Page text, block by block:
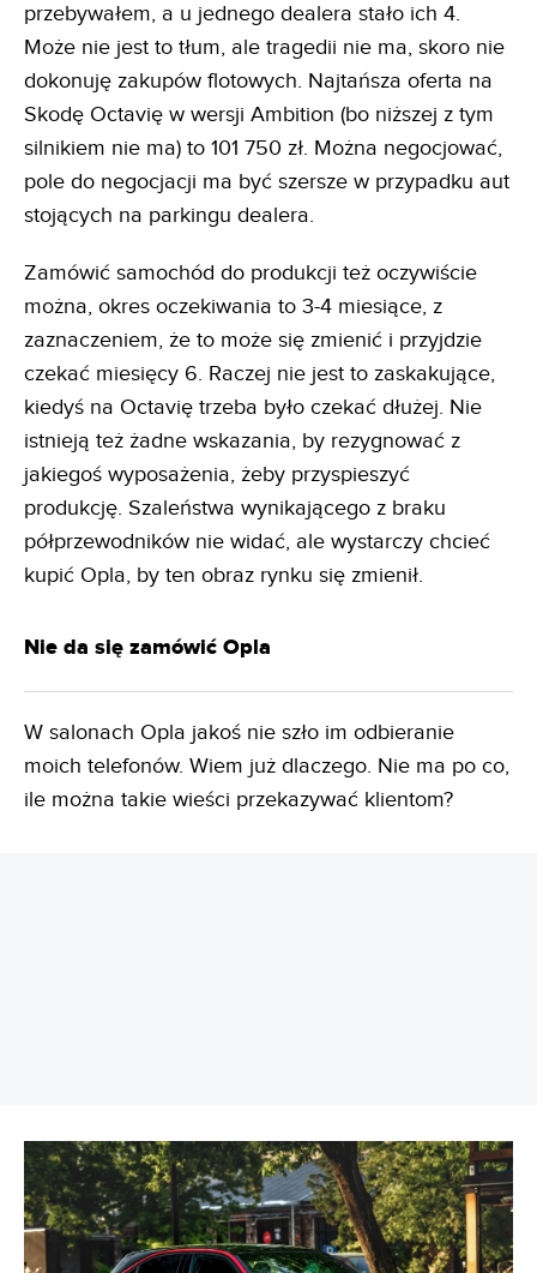
przebywałem, a u jednego dealera stało ich 4.
Może nie jest to tłum, ale tragedii nie ma, skoro nie
dokonuję zakupów flotowych. Najtańsza oferta na
Skodę Octavię w wersji Ambition (bo niższej z tym
silnikiem nie ma) to 101 750 zł. Można negocjować,
pole do negocjacji ma być szersze w przypadku aut
stojących na parkingu dealera.
Zamówić samochód do produkcji też oczywiście
można, okres oczekiwania to 3-4 miesiące, z
zaznaczeniem, że to może się zmienić i przyjdzie
czekać miesięcy 6. Raczej nie jest to zaskakujące,
kiedyś na Octavię trzeba było czekać dłużej. Nie
istnieją też żadne wskazania, by rezygnować z
jakiegoś wyposażenia, żeby przyspieszyć
produkcję. Szaleństwa wynikającego z braku
półprzewodników nie widać, ale wystarczy chcieć
kupić Opla, by ten obraz rynku się zmienił.
Nie da się zamówić Opla
W salonach Opla jakoś nie szło im odbieranie
moich telefonów. Wiem już dlaczego. Nie ma po co,
ile można takie wieści przekazywać klientom?